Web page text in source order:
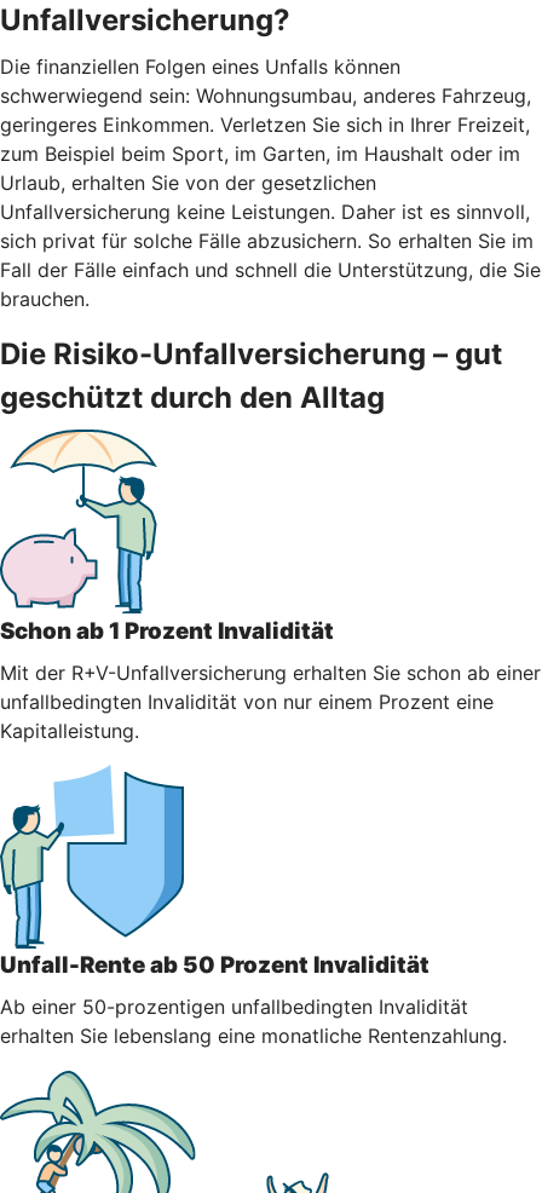
Unfallversicherung?
Die finanziellen Folgen eines Unfalls können
schwerwiegend sein: Wohnungsumbau, anderes Fahrzeug,
geringeres Einkommen. Verletzen Sie sich in Ihrer Freizeit,
zum Beispiel beim Sport, im Garten, im Haushalt oder im
Urlaub, erhalten Sie von der gesetzlichen
Unfallversicherung keine Leistungen. Daher ist es sinnvoll,
sich privat für solche Fälle abzusichern. So erhalten Sie im
Fall der Fälle einfach und schnell die Unterstützung, die Sie
brauchen.
Die Risiko-Unfallversicherung – gut
geschützt durch den Alltag
Schon ab 1 Prozent Invalidität
Mit der R+V-Unfallversicherung erhalten Sie schon ab einer
unfallbedingten Invalidität von nur einem Prozent eine
Kapitalleistung.
Unfall-Rente ab 50 Prozent Invalidität
Ab einer 50-prozentigen unfallbedingten Invalidität
erhalten Sie lebenslang eine monatliche Rentenzahlung.